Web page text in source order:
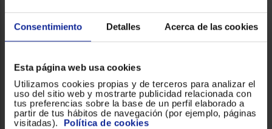
Consentimiento Detalles Acerca de las cookies
Esta página web usa cookies
Utilizamos cookies propias y de terceros para analizar el
uso del sitio web y mostrarte publicidad relacionada con
tus preferencias sobre la base de un perfil elaborado a
partir de tus hábitos de navegación (por ejemplo, páginas
visitadas). Política de cookies
(12)
248 €
Envío gratis
Televisor Smart Tech